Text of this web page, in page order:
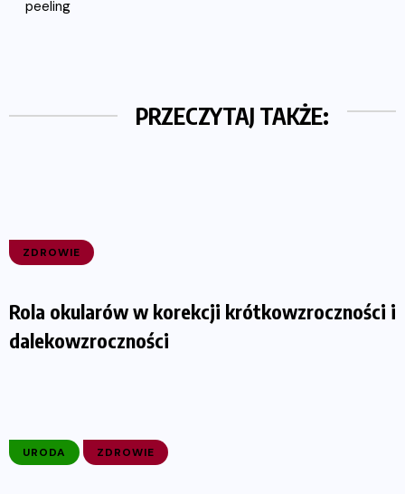
PRZECZYTAJ TAKŻE:
ZDROWIE
Rola okularów w korekcji krótkowzroczności i
dalekowzroczności
URODA ZDROWIE